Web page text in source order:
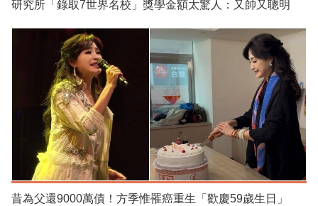
研究所「錄取7世界名校」獎學金額太驚人：又帥又聰明
昔為父還9000萬債！方季惟罹癌重生「歡慶59歲生日」